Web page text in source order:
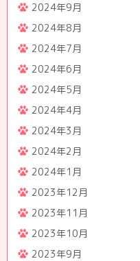
2024年9月
2024年8月
2024年7月
2024年6月
2024年5月
2024年4月
2024年3月
2024年2月
2024年1月
2023年12月
2023年11月
2023年10月
2023年9月